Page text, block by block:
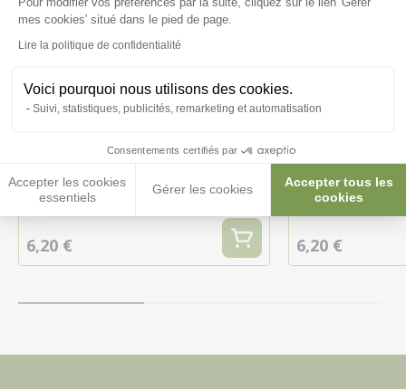
mes cookies' situé dans le pied de page.
Lire la politique de confidentialité
Voici pourquoi nous utilisons des cookies.
Suivi, statistiques, publicités, remarketing et automatisation
Consentements certifiés par
Accepter les cookies
essentiels
Gérer les cookies
Accepter tous les
cookies
Axeptio consent
Aliment complet pour poissons
combattants Betta LarvaSticks
85ML - Tetra
6,20 €
ReptoMin
6,20 €